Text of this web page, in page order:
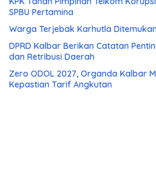
SPBU Pertamina
Warga Terjebak Karhutla
DPRD Kalbar Berikan Catatan
dan Retribusi Daerah
Zero ODOL 2027, Organda Kalbar
Kepastian Tarif Angkutan